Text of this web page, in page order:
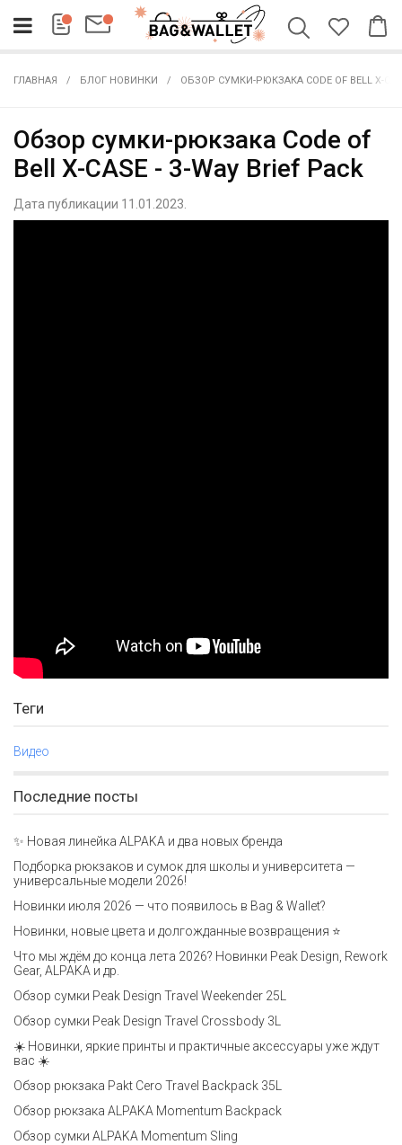
ГЛАВНАЯ БЛОГ НОВИНКИ ОБЗОР СУМКИ-РЮКЗАКА CODE OF BELL X-
Обзор сумки-рюкзака Code of
Bell X-CASE - 3-Way Brief Pack
Дата публикации 11.01.2023.
Теги
Видео
Последние посты
✨ Новая линейка ALPAKA и два новых бренда
Подборка рюкзаков и сумок для школы и университета —
универсальные модели 2026!
Новинки июля 2026 — что появилось в Bag & Wallet?
Новинки, новые цвета и долгожданные возвращения ⭐️
Что мы ждём до конца лета 2026? Новинки Peak Design, Rework
Gear, ALPAKA и др.
Обзор сумки Peak Design Travel Weekender 25L
Обзор сумки Peak Design Travel Crossbody 3L
☀️ Новинки, яркие принты и практичные аксессуары уже ждут
вас ☀️
Обзор рюкзака Pakt Cero Travel Backpack 35L
Обзор рюкзака ALPAKA Momentum Backpack
Обзор сумки ALPAKA Momentum Sling